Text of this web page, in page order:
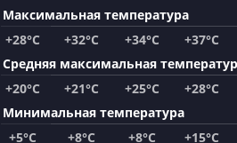
Максимальная температура
+28°C
+32°C +34°C +37°C
Средняя максимальная
+20°C
+21°C +25°C +28°C
Минимальная температура
+5°C
+8°C +8°C +15°C